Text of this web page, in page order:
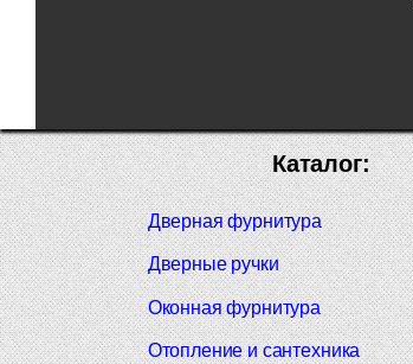
Каталог:
Дверная фурнитура
Дверные ручки
Оконная фурнитура
Отопление и сантехника